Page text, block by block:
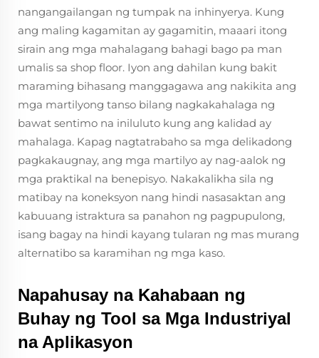
nangangailangan ng tumpak na inhinyerya. Kung
ang maling kagamitan ay gagamitin, maaari itong
sirain ang mga mahalagang bahagi bago pa man
umalis sa shop floor. Iyon ang dahilan kung bakit
maraming bihasang manggagawa ang nakikita ang
mga martilyong tanso bilang nagkakahalaga ng
bawat sentimo na iniluluto kung ang kalidad ay
mahalaga. Kapag nagtatrabaho sa mga delikadong
pagkakaugnay, ang mga martilyo ay nag-aalok ng
mga praktikal na benepisyo. Nakakalikha sila ng
matibay na koneksyon nang hindi nasasaktan ang
kabuuang istraktura sa panahon ng pagpupulong,
isang bagay na hindi kayang tularan ng mas murang
alternatibo sa karamihan ng mga kaso.
Napahusay na Kahabaan ng
Buhay ng Tool sa Mga Industriyal
na Aplikasyon